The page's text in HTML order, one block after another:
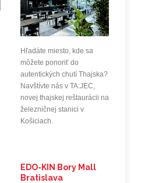
Hľadáte miesto, kde sa
môžete ponoriť do
autentických chutí Thajska?
Navštívte nás v TA:JEC,
novej thajskej reštaurácii na
železničnej stanici v
Košiciach.
EDO-KIN Bory Mall
Bratislava